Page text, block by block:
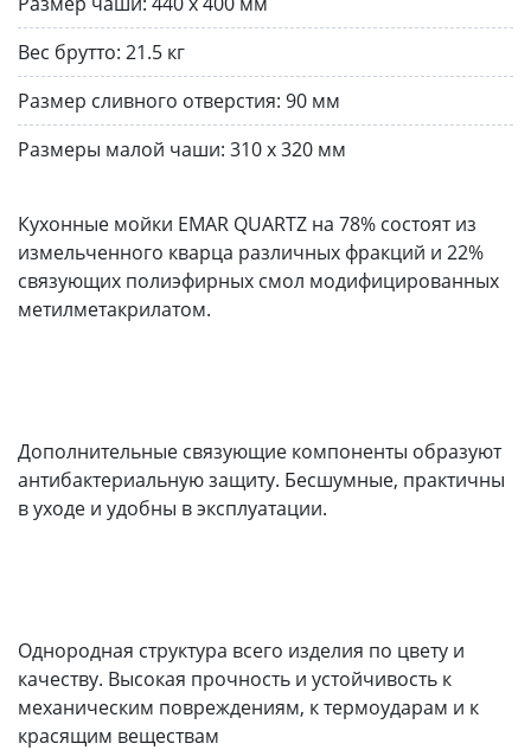
Вес брутто: 21.5 кг
Размер сливного отверстия: 90 мм
Размеры малой чаши: 310 x 320 мм
Кухонные мойки EMAR QUARTZ на 78% состоят из
измельченного кварца различных фракций и 22%
связующих полиэфирных смол модифицированных
метилметакрилатом.
Дополнительные связующие компоненты образуют
антибактериальную защиту. Бесшумные, практичны
в уходе и удобны в эксплуатации.
Однородная структура всего изделия по цвету и
качеству. Высокая прочность и устойчивость к
механическим повреждениям, к термоударам и к
красящим веществам